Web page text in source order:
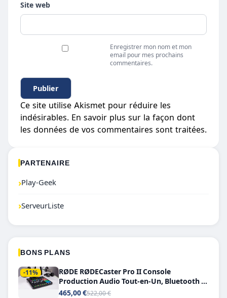
Site web
Enregistrer mon nom et mon
email pour mes prochains
commentaires.
Ce site utilise Akismet pour réduire les
indésirables. En savoir plus sur la façon dont
les données de vos commentaires sont traitées.
PARTENAIRE
›Play-Geek
›ServeurListe
BONS PLANS
-11%
RØDE RØDECaster Pro II Console
Production Audio Tout-en-Un, Bluetooth et
Double USB-C
465,00 €522,00 €